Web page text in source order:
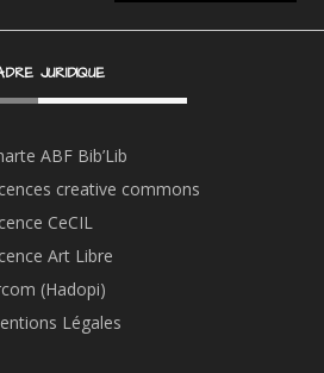
JURIDIQUE
ABF Bib’Lib
creative commons
CeCIL
Art Libre
(Hadopi)
Légales